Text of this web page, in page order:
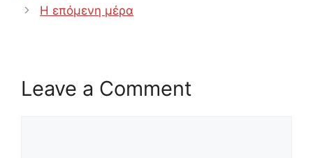
Η επόμενη μέρα
Leave a Comment